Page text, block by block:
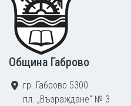
Община Габрово
гр. Габрово 5300
пл. „Възраждане“ № 3